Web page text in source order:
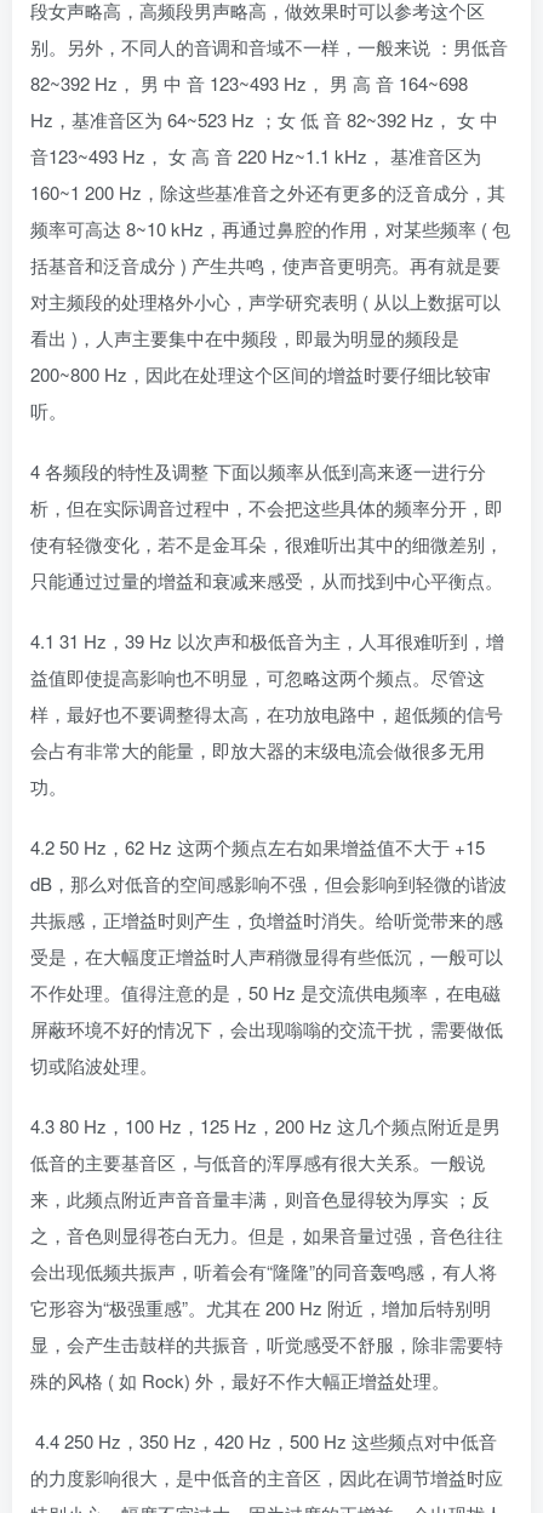
段女声略高，高频段男声略高，做效果时可以参考这个区
别。另外，不同人的音调和音域不一样，一般来说 ：男低音
82~392 Hz， 男 中 音 123~493 Hz， 男 高 音 164~698
Hz，基准音区为 64~523 Hz ；女 低 音 82~392 Hz， 女 中
音123~493 Hz， 女 高 音 220 Hz~1.1 kHz， 基准音区为
160~1 200 Hz，除这些基准音之外还有更多的泛音成分，其
频率可高达 8~10 kHz，再通过鼻腔的作用，对某些频率 ( 包
括基音和泛音成分 ) 产生共鸣，使声音更明亮。再有就是要
对主频段的处理格外小心，声学研究表明 ( 从以上数据可以
看出 )，人声主要集中在中频段，即最为明显的频段是
200~800 Hz，因此在处理这个区间的增益时要仔细比较审
听。
4 各频段的特性及调整 下面以频率从低到高来逐一进行分
析，但在实际调音过程中，不会把这些具体的频率分开，即
使有轻微变化，若不是金耳朵，很难听出其中的细微差别，
只能通过过量的增益和衰减来感受，从而找到中心平衡点。
4.1 31 Hz，39 Hz 以次声和极低音为主，人耳很难听到，增
益值即使提高影响也不明显，可忽略这两个频点。尽管这
样，最好也不要调整得太高，在功放电路中，超低频的信号
会占有非常大的能量，即放大器的末级电流会做很多无用
功。
4.2 50 Hz，62 Hz 这两个频点左右如果增益值不大于 +15
dB，那么对低音的空间感影响不强，但会影响到轻微的谐波
共振感，正增益时则产生，负增益时消失。给听觉带来的感
受是，在大幅度正增益时人声稍微显得有些低沉，一般可以
不作处理。值得注意的是，50 Hz 是交流供电频率，在电磁
屏蔽环境不好的情况下，会出现嗡嗡的交流干扰，需要做低
切或陷波处理。
4.3 80 Hz，100 Hz，125 Hz，200 Hz 这几个频点附近是男
低音的主要基音区，与低音的浑厚感有很大关系。一般说
来，此频点附近声音音量丰满，则音色显得较为厚实 ；反
之，音色则显得苍白无力。但是，如果音量过强，音色往往
会出现低频共振声，听着会有“隆隆”的同音轰鸣感，有人将
它形容为“极强重感”。尤其在 200 Hz 附近，增加后特别明
显，会产生击鼓样的共振音，听觉感受不舒服，除非需要特
殊的风格 ( 如 Rock) 外，最好不作大幅正增益处理。
4.4 250 Hz，350 Hz，420 Hz，500 Hz 这些频点对中低音
的力度影响很大，是中低音的主音区，因此在调节增益时应